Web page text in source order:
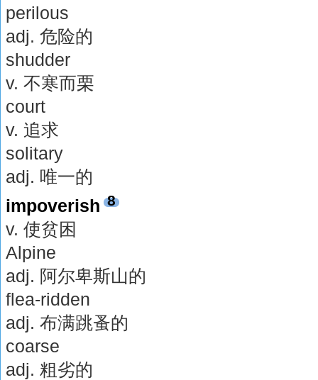
perilous
adj. 危险的
shudder
v. 不寒而栗
court
v. 追求
solitary
adj. 唯一的
impoverish 8
v. 使贫困
Alpine
adj. 阿尔卑斯山的
flea-ridden
adj. 布满跳蚤的
coarse
adj. 粗劣的